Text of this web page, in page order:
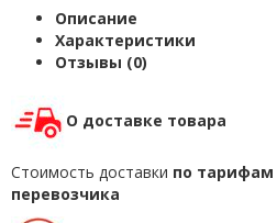
Описание
Характеристики
Отзывы (0)
О доставке товара
Стоимость доставки по тарифам
перевозчика